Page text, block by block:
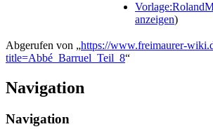
anzeigen)
Abgerufen von „https://www.freimaurer-
title=Abbé_Barruel_Teil_8“
Navigation
Navigation